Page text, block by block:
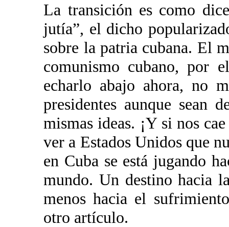
La transición es como
jutía”, el dicho
sobre la patria cubana. El
comunismo cubano, por
echarlo abajo ahora, no
presidentes aunque sean
mismas ideas. ¡Y si nos
ver a Estados Unidos que
en Cuba se está jugando
mundo. Un destino hacia
menos hacia el
otro artículo.